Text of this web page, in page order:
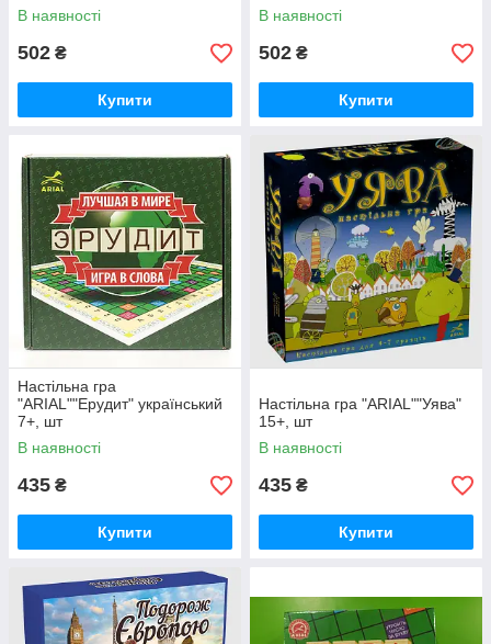
В наявності
502 ₴
Купити
В наявності
502 ₴
Купити
Настільна гра
"ARIAL""Ерудит" український
7+, шт
В наявності
435 ₴
Купити
Настільна гра "ARIAL""Уява"
15+, шт
В наявності
435 ₴
Купити